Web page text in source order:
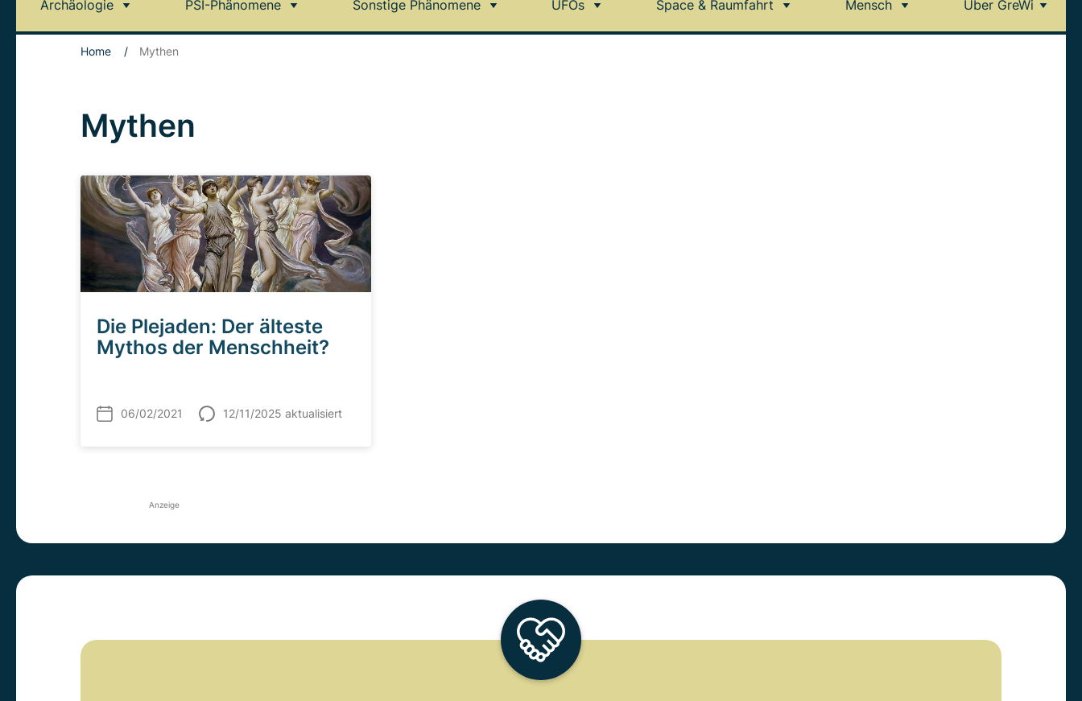
Archäologie PSI-Phänomene Sonstige Phänomene UFOs Space & Raumfahrt Mensch Über GreWi
Home / Mythen
Mythen
Die Plejaden: Der älteste
Mythos der Menschheit?
06/02/2021 12/11/2025 aktualisiert
Anzeige